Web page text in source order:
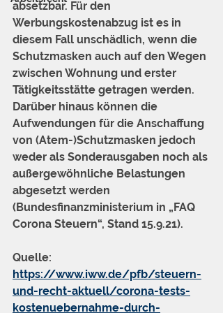
absetzbar. Für den
Werbungskostenabzug ist es in
diesem Fall unschädlich, wenn die
Schutzmasken auch auf den Wegen
zwischen Wohnung und erster
Tätigkeitsstätte getragen werden.
Darüber hinaus können die
Aufwendungen für die Anschaffung
von (Atem-)Schutzmasken jedoch
weder als Sonderausgaben noch als
außergewöhnliche Belastungen
abgesetzt werden
(Bundesfinanzministerium in „FAQ
Corona Steuern“, Stand 15.9.21).
Quelle:
https://www.iww.de/pfb/steuern-
und-recht-aktuell/corona-tests-
kostenuebernahme-durch-